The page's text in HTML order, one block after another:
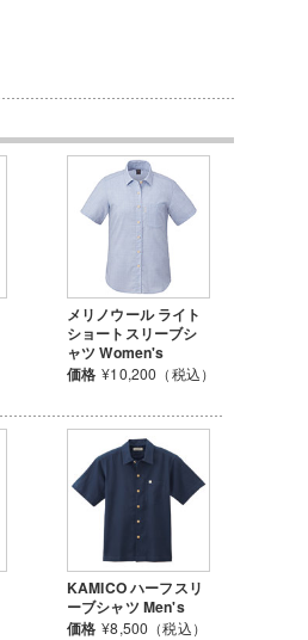
メリノウール ライト
ショートスリーブシ
ャツ Women's
価格 ¥10,200（税込）
KAMICO ハーフスリ
ーブシャツ Men's
価格 ¥8,500（税込）